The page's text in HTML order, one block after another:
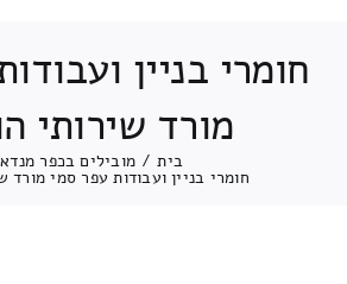
חומרי בניין
מורד שירותי
בית / מובילים בכפר מנדא
חומרי בניין ועבודות עפר סמי מורד